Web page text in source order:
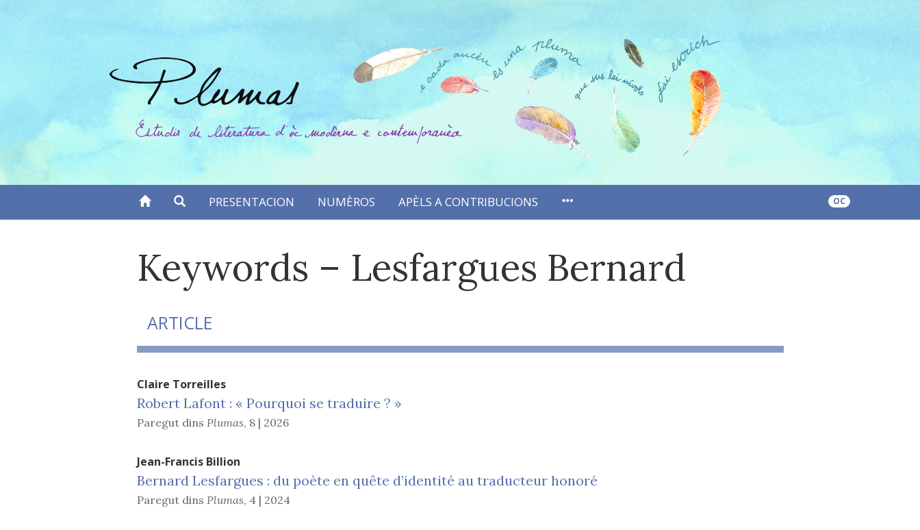
PRESENTACION NUMÈROS APÈLS A CONTRIBUCIONS OC
Keywords – Lesfargues Bernard
ARTICLE
Claire Torreilles
Robert Lafont : « Pourquoi se traduire ? »
Paregut dins Plumas, 8 | 2026
Jean-Francis Billion
Bernard Lesfargues : du poète en quête d’identité au traducteur honoré
Paregut dins Plumas, 4 | 2024